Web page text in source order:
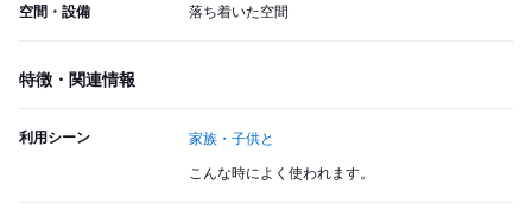
空間・設備 落ち着いた空間
特徴・関連情報
利用シーン 家族・子供と
こんな時によく使われます。